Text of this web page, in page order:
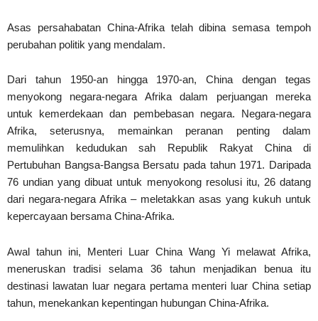
Asas persahabatan China-Afrika telah dibina semasa tempoh
perubahan politik yang mendalam.
Dari tahun 1950-an hingga 1970-an, China dengan tegas
menyokong negara-negara Afrika dalam perjuangan mereka
untuk kemerdekaan dan pembebasan negara. Negara-negara
Afrika, seterusnya, memainkan peranan penting dalam
memulihkan kedudukan sah Republik Rakyat China di
Pertubuhan Bangsa-Bangsa Bersatu pada tahun 1971. Daripada
76 undian yang dibuat untuk menyokong resolusi itu, 26 datang
dari negara-negara Afrika – meletakkan asas yang kukuh untuk
kepercayaan bersama China-Afrika.
Awal tahun ini, Menteri Luar China Wang Yi melawat Afrika,
meneruskan tradisi selama 36 tahun menjadikan benua itu
destinasi lawatan luar negara pertama menteri luar China setiap
tahun, menekankan kepentingan hubungan China-Afrika.